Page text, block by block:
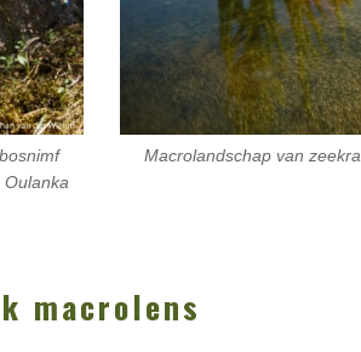
Oulanka
Macrolandschap van
macrolens